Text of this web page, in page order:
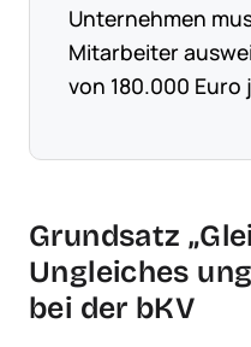
Unternehmen
Mitarbeiter
von 180.000
Grundsatz
Ungleiches
bei der bKV